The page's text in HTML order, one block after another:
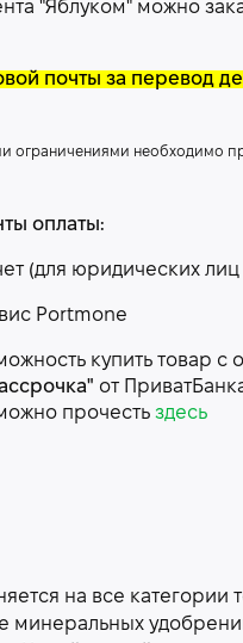
"Яблуком" можно
почты за перевод
ограничениями необходимо
оплаты:
(для юридических
Portmone
купить товар с
от
прочесть здесь
на все категории
минеральных